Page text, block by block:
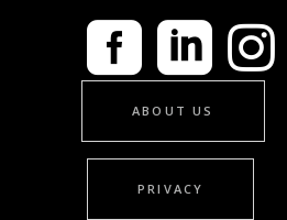
ABOUT US
PRIVACY